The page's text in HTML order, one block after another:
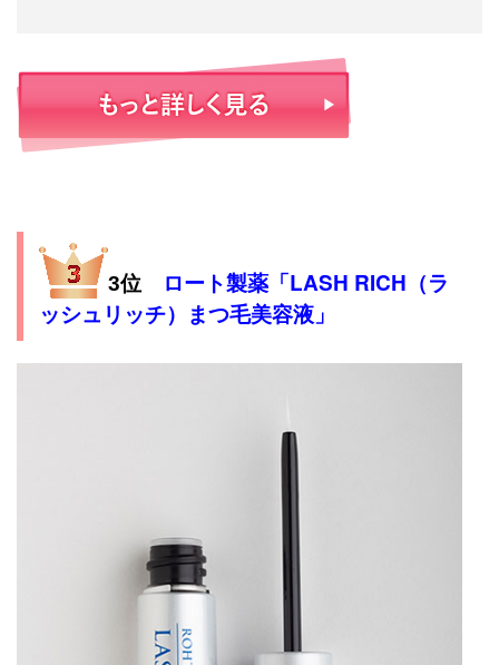
3位
ロート製薬「LASH RICH（ラ
ッシュリッチ）まつ毛美容液」